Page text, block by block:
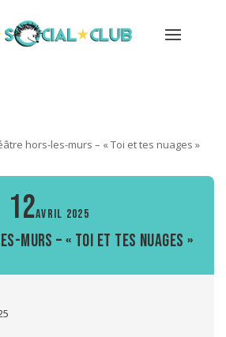
hors-les-murs – « Toi et tes nuages »
12AVRIL 2025
murs – « Toi et tes nuages »